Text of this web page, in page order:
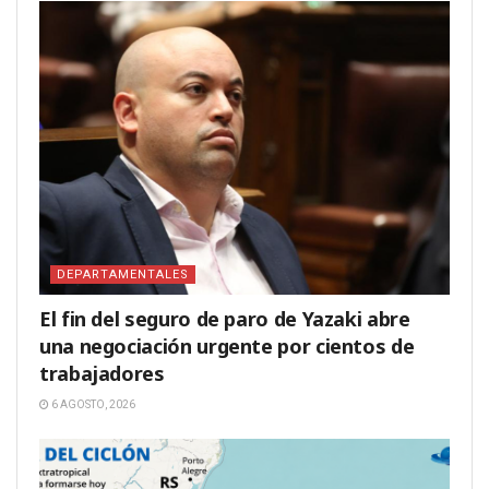
DEPARTAMENTALES
El fin del seguro de paro de Yazaki abre
una negociación urgente por cientos de
trabajadores
6 AGOSTO, 2026